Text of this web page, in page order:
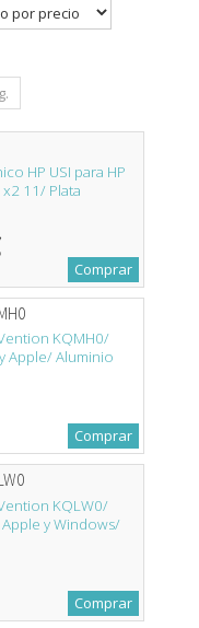
HP USI para HP
11/ Plata
Comprar
KQMH0/
Apple/ Aluminio
Comprar
KQLW0/
y Windows/
Comprar